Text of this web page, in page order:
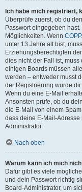
Ich habe mich registriert,
Überprüfe zuerst, ob du
Passwort eingegeben
Möglichkeiten. Wenn
unter 13 Jahre alt bist,
Erziehungsberechtigten
dies nicht der Fall ist,
einigen Boards müssen
werden – entweder musst
der Registrierung wurde
Wenn du eine E-Mail
Ansonsten prüfe, ob du
die E-Mail von einem
dass deine E-Mail-
Administrator.
Nach oben
Warum kann ich mich
Dafür gibt es viele
und dein Passwort richtig
Board-Administrator, um